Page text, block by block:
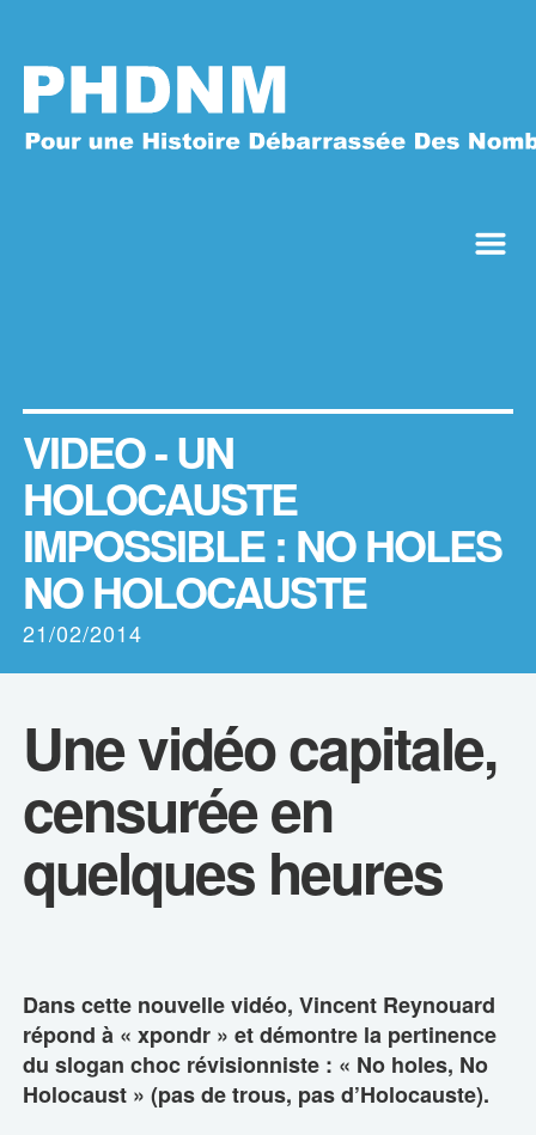
m
VIDEO - UN
HOLOCAUSTE
IMPOSSIBLE : NO HOLES
NO HOLOCAUSTE
21/02/2014
Une vidéo capitale,
censurée en
quelques heures
Dans cette nouvelle vidéo, Vincent Reynouard
répond à « xpondr » et démontre la pertinence
du slogan choc révisionniste : « No holes, No
Holocaust » (pas de trous, pas d’Holocauste).